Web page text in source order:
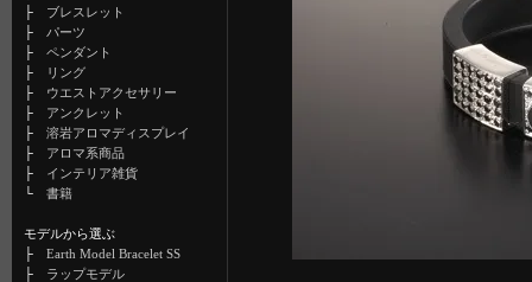
├ ブレスレット
├ パーツ
├ ペンダント
├
リング
├ ウエストアクセサリー
├ アンクレット
├ 溶岩アロマディスプレイ
├ アロマ系商品
├ インテリア雑貨
└ 書籍
モデルから選ぶ
├ Earth Model Bracelet SS
├ ラップモデル